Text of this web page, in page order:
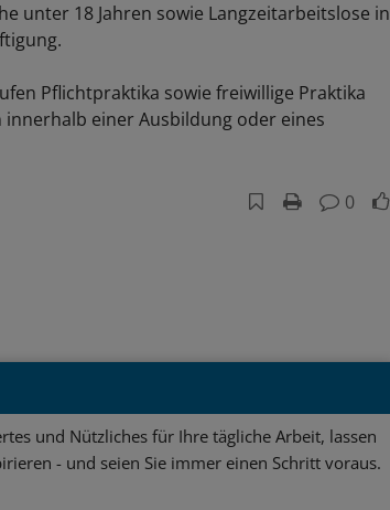
unter 18 Jahren sowie Langzeitarbeitslose in
Pflichtpraktika sowie freiwillige Praktika
einer Ausbildung oder eines
0
und Nützliches für Ihre tägliche Arbeit, lassen
- und seien Sie immer einen Schritt voraus.